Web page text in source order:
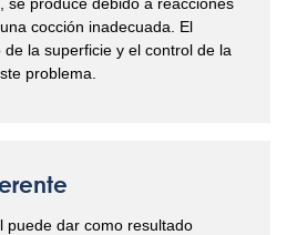
cocción inadecuada. El
la superficie y el control de la
problema.
puede dar como resultado